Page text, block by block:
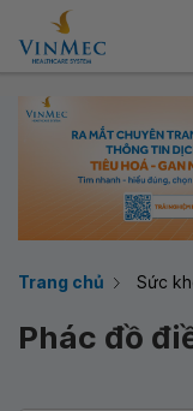
Trang chủ Sức
Phác đồ